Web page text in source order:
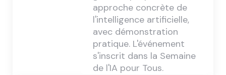
approche concrète de
l'intelligence artificielle,
avec démonstration
pratique. L'événement
s'inscrit dans la Semaine
de l'IA pour Tous.